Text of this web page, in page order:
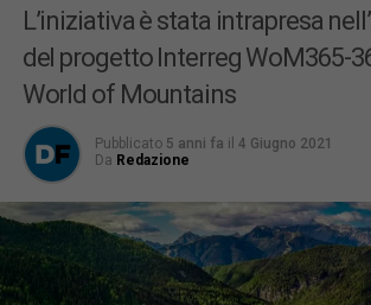
L’iniziativa è stata intrapresa
del progetto Interreg WoM365-
World of Mountains
Pubblicato 5 anni fa il 4 Giugno 2021
Da Redazione